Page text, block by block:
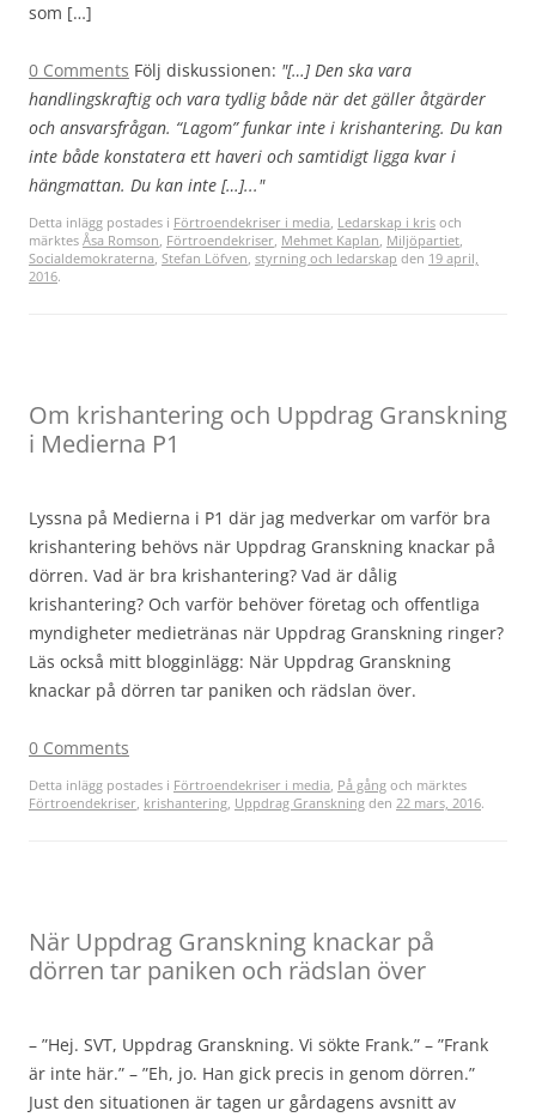
som […]
0 Comments Följ diskussionen: "[…] Den ska vara
handlingskraftig och vara tydlig både när det gäller åtgärder
och ansvarsfrågan. “Lagom” funkar inte i krishantering. Du kan
inte både konstatera ett haveri och samtidigt ligga kvar i
hängmattan. Du kan inte […]..."
Detta inlägg postades i Förtroendekriser i media, Ledarskap i kris och
märktes Åsa Romson, Förtroendekriser, Mehmet Kaplan, Miljöpartiet,
Socialdemokraterna, Stefan Löfven, styrning och ledarskap den 19 april,
2016.
Om krishantering och Uppdrag Granskning
i Medierna P1
Lyssna på Medierna i P1 där jag medverkar om varför bra
krishantering behövs när Uppdrag Granskning knackar på
dörren. Vad är bra krishantering? Vad är dålig
krishantering? Och varför behöver företag och offentliga
myndigheter medietränas när Uppdrag Granskning ringer?
Läs också mitt blogginlägg: När Uppdrag Granskning
knackar på dörren tar paniken och rädslan över.
0 Comments
Detta inlägg postades i Förtroendekriser i media, På gång och märktes
Förtroendekriser, krishantering, Uppdrag Granskning den 22 mars, 2016.
När Uppdrag Granskning knackar på
dörren tar paniken och rädslan över
– ”Hej. SVT, Uppdrag Granskning. Vi sökte Frank.” – ”Frank
är inte här.” – ”Eh, jo. Han gick precis in genom dörren.”
Just den situationen är tagen ur gårdagens avsnitt av